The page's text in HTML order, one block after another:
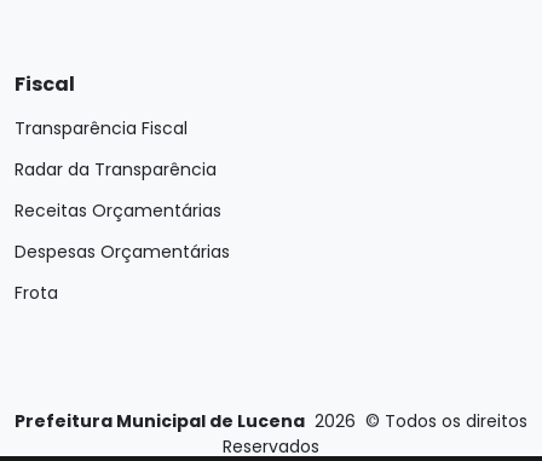
Fiscal
Transparência Fiscal
Radar da Transparência
Receitas Orçamentárias
Despesas Orçamentárias
Frota
Prefeitura Municipal de Lucena 2026 © Todos os direitos
Reservados